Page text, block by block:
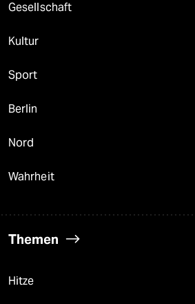
Gesellschaft
Kultur
Sport
Berlin
Nord
Wahrheit
Themen
Hitze